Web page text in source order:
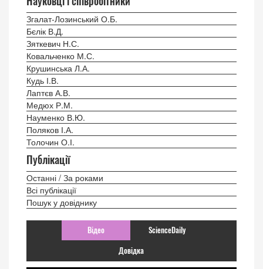
Згалат-Лозинський О.Б.
Бєлік В.Д.
Зяткевич Н.С.
Ковальченко М.С.
Крушинська Л.А.
Кудь І.В.
Лаптєв А.В.
Медюх Р.М.
Науменко В.Ю.
Поляков І.А.
Толочин О.І.
Публікації
Останні / За роками
Всі публікації
Пошук у довіднику
Відео ScienceDaily
Довідка